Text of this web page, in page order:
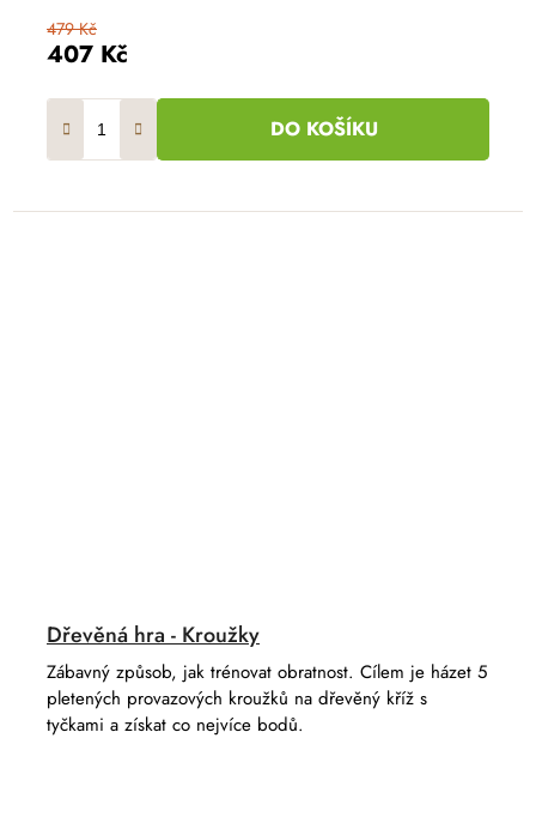
407 Kč
479 Kč
DO KOŠÍKU
Dřevěná hra - Kroužky
Zábavný způsob, jak trénovat obratnost. Cílem je házet 5
pletených provazových kroužků na dřevěný kříž s
tyčkami a získat co nejvíce bodů.